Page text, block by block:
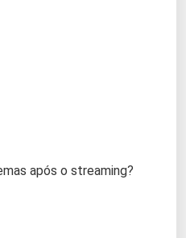
após o streaming?